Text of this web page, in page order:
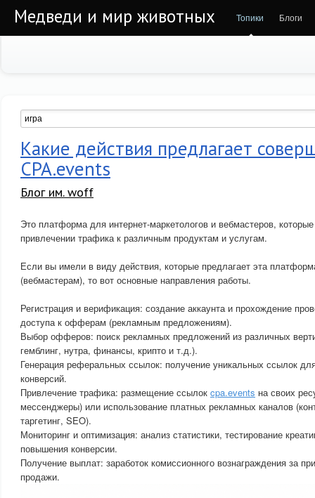
Медведи и мир животных Топики Блоги
Какие действия предлагает
CPA.events
Блог им. woff
Это платформа для интернет-маркетологов и вебмастеров,
привлечении трафика к различным продуктам и услугам.
Если вы имели в виду действия, которые предлагает эта
(вебмастерам), то вот основные направления работы.
Регистрация и верификация: создание аккаунта и прохождение
доступа к офферам (рекламным предложениям).
Выбор офферов: поиск рекламных предложений из различных
гемблинг, нутра, финансы, крипто и т.д.).
Генерация реферальных ссылок: получение уникальных ссылок
конверсий.
Привлечение трафика: размещение ссылок cpa.events на своих
мессенджеры) или использование платных рекламных каналов
таргетинг, SEO).
Мониторинг и оптимизация: анализ статистики, тестирование
повышения конверсии.
Получение выплат: заработок комиссионного вознаграждения за
продажи.